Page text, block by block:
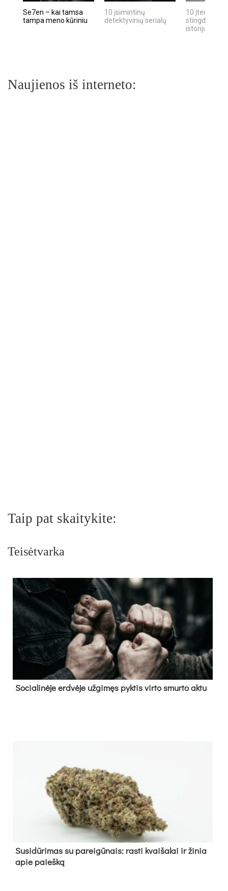
Se7en – kai tamsa
tampa meno kūriniu
10 įsimintinų
detektyvinių serialų
10 įtemptų,
stingdančių
istorijų
Naujienos iš interneto:
Taip pat skaitykite:
Teisėtvarka
So­cia­li­nė­je erd­vė­je už­gi­męs pyk­tis vir­to smur­to ak­tu
Su­si­dū­ri­mas su pa­rei­gū­nais: ras­ti kvai­ša­lai ir ži­nia
apie paieš­ką